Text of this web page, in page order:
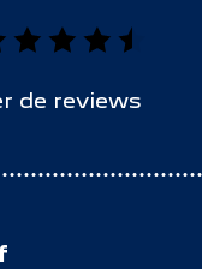
de reviews